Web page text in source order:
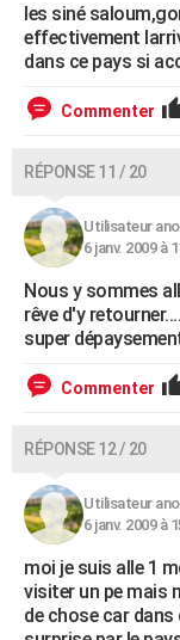
les siné
effectivement
dans ce pays si
Commenter
RÉPONSE 11 / 20
Utilisateur
6 janv. 2009 à
Nous y sommes
rêve d'y
super
Commenter
RÉPONSE 12 / 20
Utilisateur
6 janv. 2009 à
moi je suis alle 1
visiter un pe mais
de chose car dans